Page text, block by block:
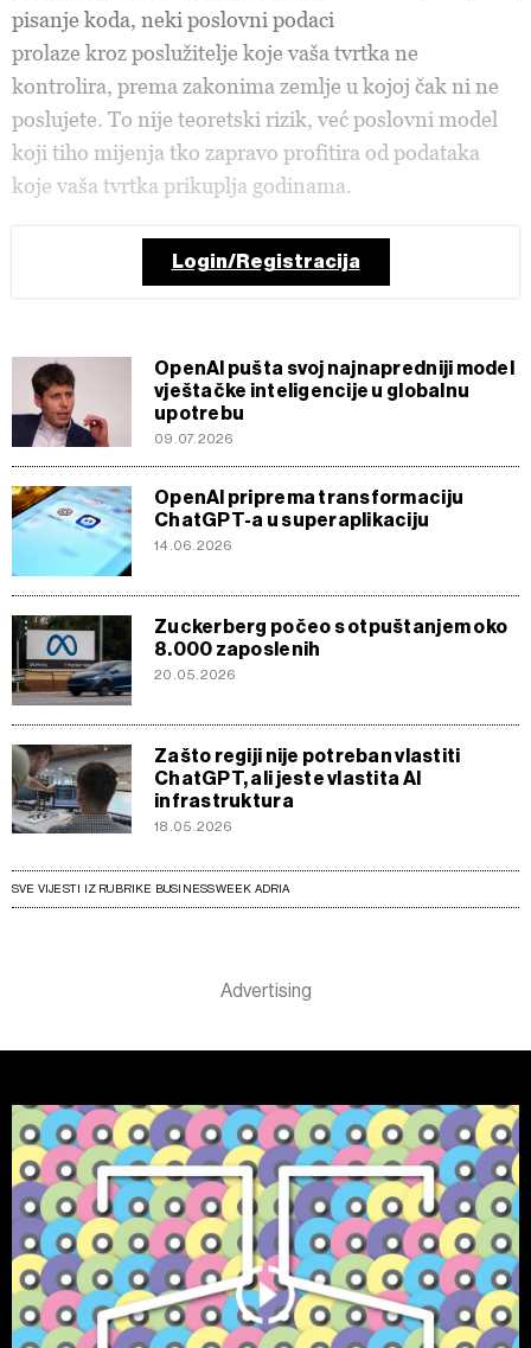
pisanje koda, neki poslovni podaci
prolaze kroz poslužitelje koje vaša tvrtka ne
kontrolira, prema zakonima zemlje u kojoj čak ni ne
poslujete. To nije teoretski rizik, već poslovni model
koji tiho mijenja tko zapravo profitira od podataka
koje vaša tvrtka prikuplja godinama.
Login/Registracija
OpenAI pušta svoj najnapredniji model
vještačke inteligencije u globalnu
upotrebu
09.07.2026
OpenAI priprema transformaciju
ChatGPT-a u superaplikaciju
14.06.2026
Zuckerberg počeo s otpuštanjem oko
8.000 zaposlenih
20.05.2026
Zašto regiji nije potreban vlastiti
ChatGPT, ali jeste vlastita AI
infrastruktura
18.05.2026
SVE VIJESTI IZ RUBRIKE BUSINESSWEEK ADRIA